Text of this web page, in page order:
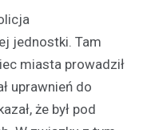
jednostki. Tam
miasta prowadził
uprawnień do
że był pod